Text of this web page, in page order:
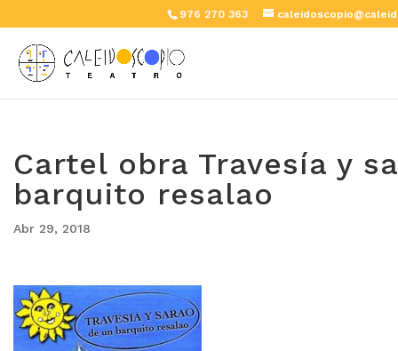
976 270 363
Cartel obra Travesía y
barquito resalao
Abr 29, 2018